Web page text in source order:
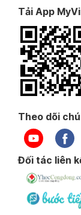
Tải App
Theo dõi
Đối tác liên